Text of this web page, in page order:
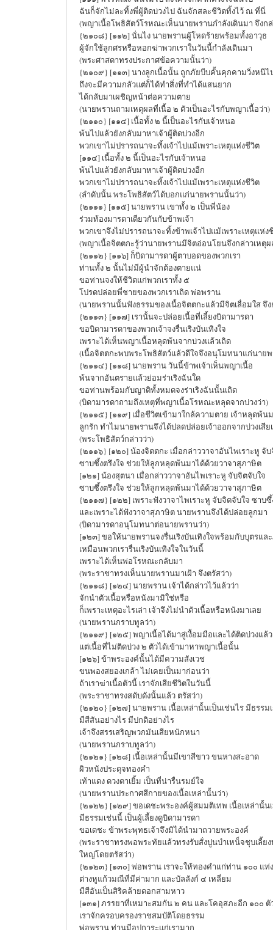
ฉันก็จักไม่ละทิ้งพี่ผู้ติดบ่วงไป ฉันจักสละชีวิตทิ้งไว้ ณ ที่นี่
(พญาเนื้อโพธิสัตว์โรหณะเห็นนายพรานกำลังเดินมา จึงก
{๒๑๐๘} [๑๑๒] นั่นไง นายพรานผู้โหดร้ายพร้อมทั้งอาวุธ
ผู้จักใช้ลูกศรหรือหอกฆ่าพวกเราในวันนี้กำลังเดินมา
(พระศาสดาทรงประกาศข้อความนั้นว่า)
{๒๑๐๙} [๑๑๓] นางลูกเนื้อนั้น ถูกภัยบีบคั้นคุกคามวิ่งหนีไ
ถึงจะมีความกลัวแต่ก็ได้ทำสิ่งที่ทำได้แสนยาก
ได้กลับมาเผชิญหน้าต่อความตาย
(นายพรานถามเหตุผลที่เนื้อ ๒ ตัวเป็นอะไรกับพญาเนื้อว่า)
{๒๑๑๐} [๑๑๔] เนื้อทั้ง ๒ นี้เป็นอะไรกับเจ้าหนอ
พ้นไปแล้วยังกลับมาหาเจ้าผู้ติดบ่วงอีก
พวกเขาไม่ปรารถนาจะทิ้งเจ้าไปแม้เพราะเหตุแห่งชีวิต
[๑๑๔] เนื้อทั้ง ๒ นี้เป็นอะไรกับเจ้าหนอ
พ้นไปแล้วยังกลับมาหาเจ้าผู้ติดบ่วงอีก
พวกเขาไม่ปรารถนาจะทิ้งเจ้าไปแม้เพราะเหตุแห่งชีวิต
(ลำดับนั้น พระโพธิสัตว์ได้บอกแก่นายพรานนั้นว่า)
{๒๑๑๑} [๑๑๕] นายพราน เขาทั้ง ๒ เป็นพี่น้อง
ร่วมท้องมารดาเดียวกันกับข้าพเจ้า
พวกเขาจึงไม่ปรารถนาจะทิ้งข้าพเจ้าไปแม้เพราะเหตุแห่ง
(พญาเนื้อจิตตกะรู้ว่านายพรานมีจิตอ่อนโยนจึงกล่าวเหตุผ
{๒๑๑๒} [๑๑๖] ก็บิดามารดาผู้ตาบอดของพวกเรา
ท่านทั้ง ๒ นั้นไม่มีผู้นำจักต้องตายแน่
ขอท่านจงให้ชีวิตแก่พวกเราทั้ง ๕
โปรดปล่อยพี่ชายของพวกเราเถิด พ่อพราน
(นายพรานนั้นฟังธรรมของเนื้อจิตตกะแล้วมีจิตเลื่อมใส จึ
{๒๑๑๓} [๑๑๗] เรานั้นจะปล่อยเนื้อที่เลี้ยงบิดามารดา
ขอบิดามารดาของพวกเจ้าจงรื่นเริงบันเทิงใจ
เพราะได้เห็นพญาเนื้อหลุดพ้นจากบ่วงแล้วเถิด
(เนื้อจิตตกะพบพระโพธิสัตว์แล้วดีใจจึงอนุโมทนาแก่นาย
{๒๑๑๔} [๑๑๘] นายพราน วันนี้ข้าพเจ้าเห็นพญาเนื้อ
พ้นจากอันตรายแล้วย่อมร่าเริงฉันใด
ขอท่านพร้อมกับญาติทั้งหมดจงร่าเริงฉันนั้นเถิด
(บิดามารดาถามถึงเหตุที่พญาเนื้อโรหณะหลุดจากบ่วงว่า)
{๒๑๑๕} [๑๑๙] เมื่อชีวิตเข้ามาใกล้ความตาย เจ้าหลุดพ้น
ลูกรัก ทำไมนายพรานจึงได้ปลดปล่อยเจ้าออกจากบ่วงเสีย
(พระโพธิสัตว์กล่าวว่า)
{๒๑๑๖} [๑๒๐] น้องจิตตกะ เมื่อกล่าววาจาอันไพเราะหู จั
ซาบซึ้งตรึงใจ ช่วยให้ลูกหลุดพ้นมาได้ด้วยวาจาสุภาษิต
[๑๒๑] น้องสุตนา เมื่อกล่าววาจาอันไพเราะหู จับจิตจับใจ
ซาบซึ้งตรึงใจ ช่วยให้ลูกหลุดพ้นมาได้ด้วยวาจาสุภาษิต
{๒๑๑๗} [๑๒๒] เพราะฟังวาจาไพเราะหู จับจิตจับใจ ซาบซึ้
และเพราะได้ฟังวาจาสุภาษิต นายพรานจึงได้ปล่อยลูกมา
(บิดามารดาอนุโมทนาต่อนายพรานว่า)
[๑๒๓] ขอให้นายพรานจงรื่นเริงบันเทิงใจพร้อมกับบุตรแล
เหมือนพวกเรารื่นเริงบันเทิงใจในวันนี้
เพราะได้เห็นพ่อโรหณะกลับมา
(พระราชาทรงเห็นนายพรานมาเฝ้า จึงตรัสว่า)
{๒๑๑๘} [๑๒๔] นายพราน เจ้าได้กล่าวไว้แล้วว่า
จักนำตัวเนื้อหรือหนังมามิใช่หรือ
ก็เพราะเหตุอะไรเล่า เจ้าจึงไม่นำตัวเนื้อหรือหนังมาเลย
(นายพรานกราบทูลว่า)
{๒๑๑๙} [๑๒๕] พญาเนื้อได้มาสู่เงื้อมมือและได้ติดบ่วงแล้ว
แต่เนื้อที่ไม่ติดบ่วง ๒ ตัวได้เข้ามาหาพญาเนื้อนั้น
[๑๒๖] ข้าพระองค์นั้นได้มีความสังเวช
ขนพองสยองเกล้า ไม่เคยเป็นมาก่อนว่า
ถ้าเราฆ่าเนื้อตัวนี้ เราจักเสียชีวิตในวันนี้
(พระราชาทรงสดับดังนั้นแล้ว ตรัสว่า)
{๒๑๒๐} [๑๒๗] นายพราน เนื้อเหล่านั้นเป็นเช่นไร มีธรรม
มีสีสันอย่างไร มีปกติอย่างไร
เจ้าจึงสรรเสริญพวกมันเสียหนักหนา
(นายพรานกราบทูลว่า)
{๒๑๒๑} [๑๒๘] เนื้อเหล่านั้นมีเขาสีขาว ขนหางสะอาด
ผิวหนังประดุจทองคำ
เท้าแดง ดวงตาเยิ้ม เป็นที่น่ารื่นรมย์ใจ
(นายพรานประกาศสีกายของเนื้อเหล่านั้นว่า)
{๒๑๒๒} [๑๒๙] ขอเดชะพระองค์ผู้สมมติเทพ เนื้อเหล่านั้น
มีธรรมเช่นนี้ เป็นผู้เลี้ยงดูบิดามารดา
ขอเดชะ ข้าพระพุทธเจ้าจึงมิได้นำมาถวายพระองค์
(พระราชาทรงพอพระทัยแล้วทรงรับสั่งปูนบำเหน็จชุบเลี้ย
ใหญ่โดยตรัสว่า)
{๒๑๒๓} [๑๓๐] พ่อพราน เราจะให้ทองคำแก่ท่าน ๑๐๐ แท่ง
ต่างหูแก้วมณีที่มีค่ามาก และบัลลังก์ ๔ เหลี่ยม
มีสีอันเป็นสิริคล้ายดอกสามหาว
[๑๓๑] ภรรยาที่เหมาะสมกัน ๒ คน และโคอุสภะอีก ๑๐๐ ตั
เราจักครอบครองราชสมบัติโดยธรรม
พ่อพราน ท่านมีอุปการะแก่เรามาก